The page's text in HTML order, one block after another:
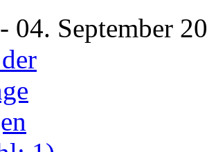
- 04. September